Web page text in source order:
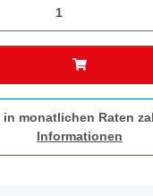
in monatlichen Raten
Informationen